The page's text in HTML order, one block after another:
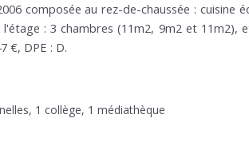
composée au rez-de-chaussée :
: 3 chambres (11m2, 9m2 et
€, DPE : D.
1 collège, 1 médiathèque